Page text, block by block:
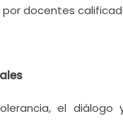
docentes
el diálogo